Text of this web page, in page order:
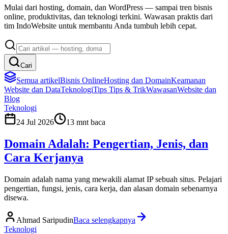
Mulai dari hosting, domain, dan WordPress — sampai tren bisnis
online, produktivitas, dan teknologi terkini. Wawasan praktis dari
tim IndoWebsite untuk membantu Anda tumbuh lebih cepat.
Cari
Semua artikelBisnis OnlineHosting dan DomainKeamanan
Website dan DataTeknologiTips Tips & TrikWawasanWebsite dan
Blog
Teknologi
24 Jul 2026
13 mnt baca
Domain Adalah: Pengertian, Jenis, dan
Cara Kerjanya
Domain adalah nama yang mewakili alamat IP sebuah situs. Pelajari
pengertian, fungsi, jenis, cara kerja, dan alasan domain sebenarnya
disewa.
Ahmad SaripudinBaca selengkapnya
Teknologi